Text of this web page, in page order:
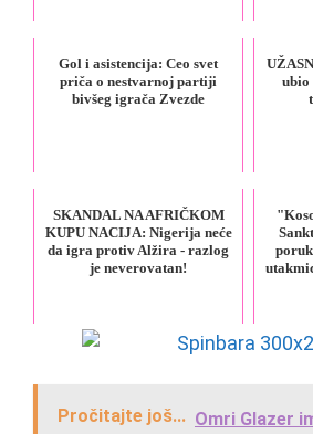
Gol i asistencija: Ceo svet
priča o nestvarnoj partiji
bivšeg igrača Zvezde
ubio
SKANDAL NA AFRIČKOM
KUPU NACIJA: Nigerija neće
da igra protiv Alžira - razlog
je neverovatan!
Pročitajte još... Omri Glazer